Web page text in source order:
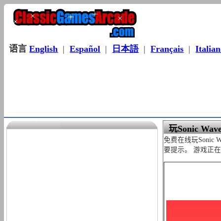
语言 English |Español | 日本語|Français |
玩Sonic
免费在线玩Sonic
要提示。 游戏正